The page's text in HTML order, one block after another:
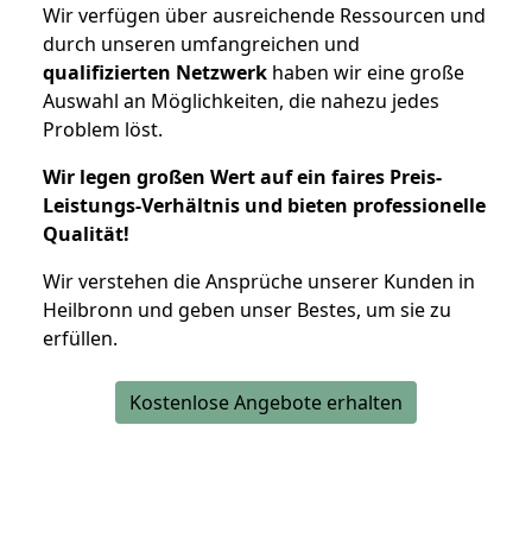
Wir verfügen über ausreichende Ressourcen und
durch unseren umfangreichen und
qualifizierten Netzwerk haben wir eine große
Auswahl an Möglichkeiten, die nahezu jedes
Problem löst.
Wir legen großen Wert auf ein faires Preis-
Leistungs-Verhältnis und bieten professionelle
Qualität!
Wir verstehen die Ansprüche unserer Kunden in
Heilbronn und geben unser Bestes, um sie zu
erfüllen.
Kostenlose Angebote erhalten